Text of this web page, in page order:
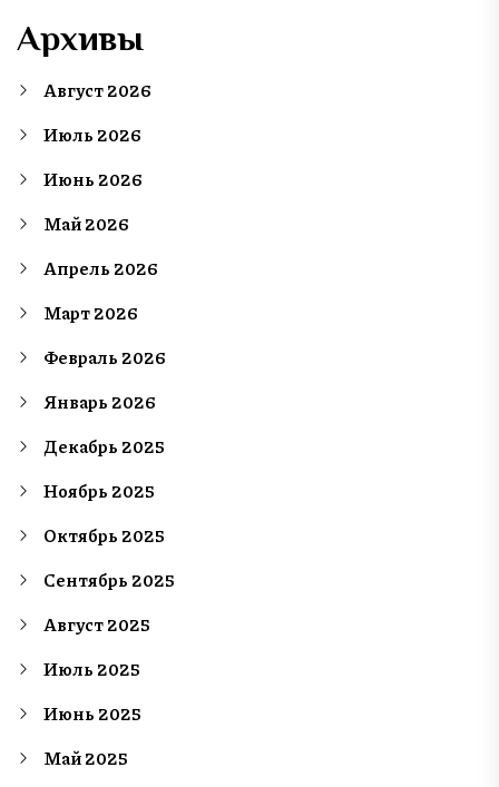
Архивы
Август 2026
Июль 2026
Июнь 2026
Май 2026
Апрель 2026
Март 2026
Февраль 2026
Январь 2026
Декабрь 2025
Ноябрь 2025
Октябрь 2025
Сентябрь 2025
Август 2025
Июль 2025
Июнь 2025
Май 2025